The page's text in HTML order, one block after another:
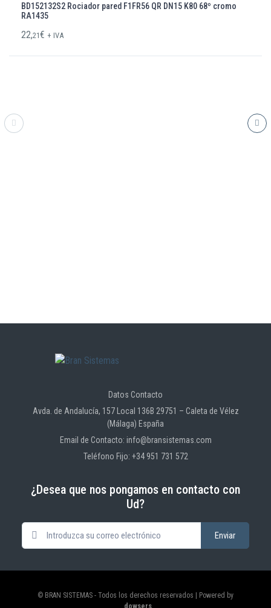
BD152132S2 Rociador pared F1FR56 QR DN15 K80 68º cromo
RA1435
22,21€ + IVA
Datos Contacto
Avda. de Andalucía, 157 Local 136B 29751 – Caleta de Vélez
(Málaga) España
Email de Contacto: info@bransistemas.com
Teléfono Fijo: +34 951 731 572
¿Desea que nos pongamos en contacto con
Ud?
© BRAN SISTEMAS - Todos los derechos reservados | Powered by
_dowsers